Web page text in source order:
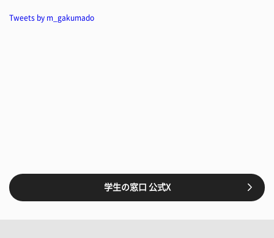
Tweets by m_gakumado
学生の窓口 公式X